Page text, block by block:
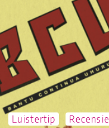
Luistertip Recensie